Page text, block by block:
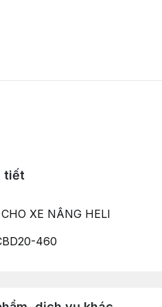
tiết
XE NÂNG HELI
460